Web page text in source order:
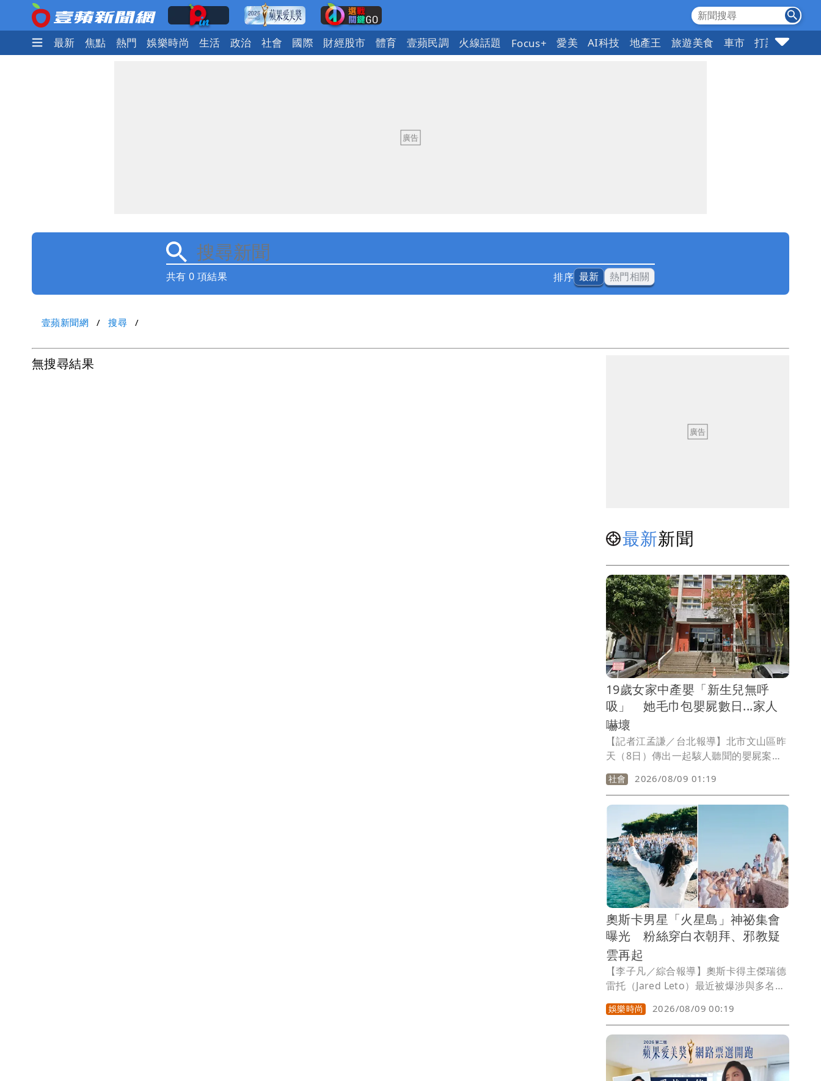
最新 焦點 熱門 娛樂時尚 生活 政治 社會 國際 財經股市 體育 壹蘋民調 火線話題 Focus+ 愛美 AI科技 地產王 旅遊美食 車市 打詐 指標企
共有 0 項結果 排序 最新 熱門相關
壹蘋新聞網 搜尋
無搜尋結果
最新新聞
19歲女家中產嬰「新生兒無呼
吸」 她毛巾包嬰屍數日...家人
嚇壞
【記者江孟謙／台北報導】北市文山區昨
天（8日）傳出一起駭人聽聞的嬰屍案，
一名19歲年輕女子，日前在住處產下男
嬰，但因新生兒失去呼吸心跳，女子用毛
巾包裹後放置住處數日，直到家屬發現異
狀，陪同生母前往派出所報案，警方立即
通知鑑識人員前往採證，釐清相關案情。
社會 2026/08/09 01:19
奧斯卡男星「火星島」神祕集會
曝光 粉絲穿白衣朝拜、邪教疑
雲再起
【李子凡／綜合報導】奧斯卡得主傑瑞德
雷托（Jared Leto）最近被爆涉與多名未
成年少女發生不當性關係，讓外界譁然。
最近，以他成立的「30秒上火星」
(Thirty Seconds to Mars) 樂團推出的神
祕「火星島」（Mars Island）度假活
動，整體氛圍又被大量網友形容像「邪
教」。
娛樂時尚 2026/08/09 00:19